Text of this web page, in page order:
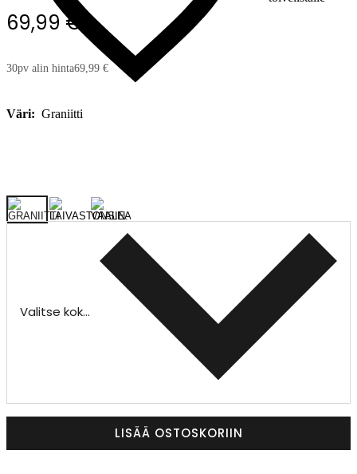
69,99 €
30pv alin hinta69,99 €
Väri: Graniitti
Valitse koko
LISÄÄ OSTOSKORIIN